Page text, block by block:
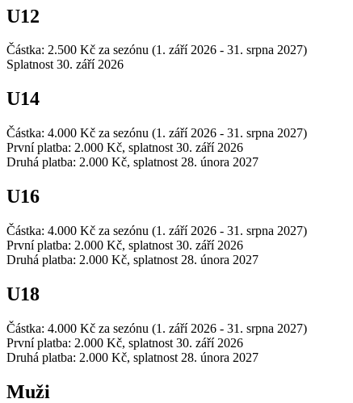
U12
Částka: 2.500 Kč za sezónu (1. září 2026 - 31. srpna 2027)
Splatnost 30. září 2026
U14
Částka: 4.000 Kč za sezónu (1. září 2026 - 31. srpna 2027)
První platba: 2.000 Kč, splatnost 30. září 2026
Druhá platba: 2.000 Kč, splatnost 28. února 2027
U16
Částka: 4.000 Kč za sezónu (1. září 2026 - 31. srpna 2027)
První platba: 2.000 Kč, splatnost 30. září 2026
Druhá platba: 2.000 Kč, splatnost 28. února 2027
U18
Částka: 4.000 Kč za sezónu (1. září 2026 - 31. srpna 2027)
První platba: 2.000 Kč, splatnost 30. září 2026
Druhá platba: 2.000 Kč, splatnost 28. února 2027
Muži